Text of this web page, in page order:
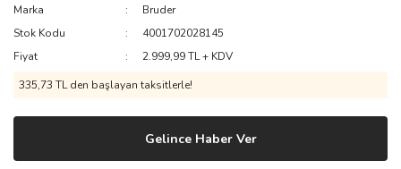
Marka
Bruder
Stok Kodu
4001702028145
Fiyat
2.999,99 TL + KDV
335,73 TL den başlayan taksitlerle!
Gelince Haber Ver